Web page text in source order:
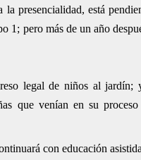
presencialidad, está
1; pero más de un año
legal de niños al jardín;
que venían en su
con educación